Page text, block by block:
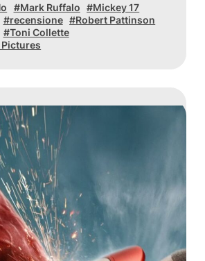
Mark Ruffalo
Mickey 17
recensione
Robert Pattinson
Toni Collette